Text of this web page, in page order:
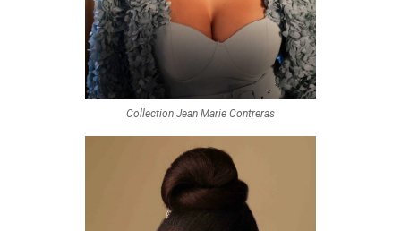
Collection Jean Marie Contreras